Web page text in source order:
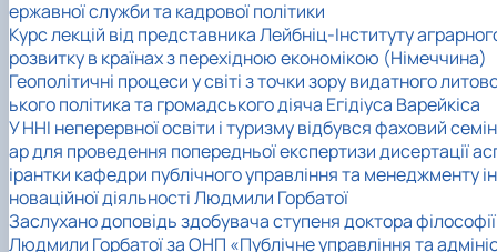
ержавної служби та кадрової політики
Курс лекцій від представника Лейбніц-Інституту
розвитку в країнах з перехідною економікою (Німеччина)
Геополітичні процеси у світі з точки зору видатного
ького політика та громадського діяча Егідіуса Варейкіса
У ННІ неперервної освіти і туризму відбувся фаховий семін
ар для проведення попередньої експертизи дисертації
ірантки кафедри публічного управління та менеджменту ін
новаційної діяльності Людмили Горбатої
Заслухано доповідь здобувача ступеня доктора філософії
Людмили Горбатої за ОНП «Публічне управління та